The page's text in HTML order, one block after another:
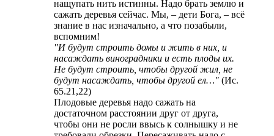
нащупать нить истинны. Надо брать землю и
сажать деревья сейчас. Мы, – дети Бога, – всё
знание в нас изначально, а что позабыли,
вспомним!
"И будут строить домы и жить в них, и
насаждать виноградники и есть плоды их.
Не будут строить, чтобы другой жил, не
будут насаждать, чтобы другой ел…" (Ис.
65.21,22)
Плодовые деревья надо сажать на
достаточном расстоянии друг от друга,
чтобы они не росли ввысь к солнышку и не